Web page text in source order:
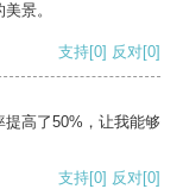
景。
支持[0] 反对[0]
高了50%，让我能够
支持[0] 反对[0]